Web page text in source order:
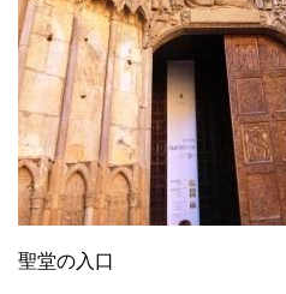
聖堂の入口